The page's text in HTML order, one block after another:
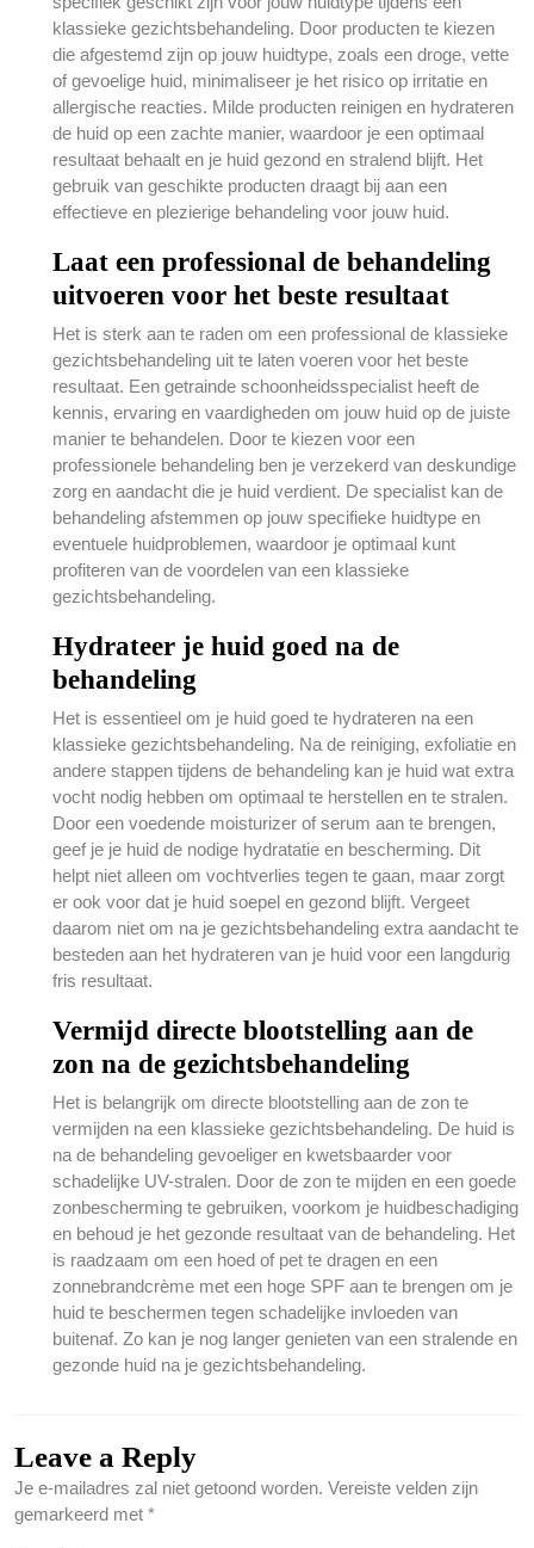
klassieke gezichtsbehandeling. Door producten te kiezen
die afgestemd zijn op jouw huidtype, zoals een droge, vette
of gevoelige huid, minimaliseer je het risico op irritatie en
allergische reacties. Milde producten reinigen en hydrateren
de huid op een zachte manier, waardoor je een optimaal
resultaat behaalt en je huid gezond en stralend blijft. Het
gebruik van geschikte producten draagt bij aan een
effectieve en plezierige behandeling voor jouw huid.
Laat een professional de behandeling
uitvoeren voor het beste resultaat
Het is sterk aan te raden om een professional de klassieke
gezichtsbehandeling uit te laten voeren voor het beste
resultaat. Een getrainde schoonheidsspecialist heeft de
kennis, ervaring en vaardigheden om jouw huid op de juiste
manier te behandelen. Door te kiezen voor een
professionele behandeling ben je verzekerd van deskundige
zorg en aandacht die je huid verdient. De specialist kan de
behandeling afstemmen op jouw specifieke huidtype en
eventuele huidproblemen, waardoor je optimaal kunt
profiteren van de voordelen van een klassieke
gezichtsbehandeling.
Hydrateer je huid goed na de
behandeling
Het is essentieel om je huid goed te hydrateren na een
klassieke gezichtsbehandeling. Na de reiniging, exfoliatie en
andere stappen tijdens de behandeling kan je huid wat extra
vocht nodig hebben om optimaal te herstellen en te stralen.
Door een voedende moisturizer of serum aan te brengen,
geef je je huid de nodige hydratatie en bescherming. Dit
helpt niet alleen om vochtverlies tegen te gaan, maar zorgt
er ook voor dat je huid soepel en gezond blijft. Vergeet
daarom niet om na je gezichtsbehandeling extra aandacht te
besteden aan het hydrateren van je huid voor een langdurig
fris resultaat.
Vermijd directe blootstelling aan de
zon na de gezichtsbehandeling
Het is belangrijk om directe blootstelling aan de zon te
vermijden na een klassieke gezichtsbehandeling. De huid is
na de behandeling gevoeliger en kwetsbaarder voor
schadelijke UV-stralen. Door de zon te mijden en een goede
zonbescherming te gebruiken, voorkom je huidbeschadiging
en behoud je het gezonde resultaat van de behandeling. Het
is raadzaam om een hoed of pet te dragen en een
zonnebrandcrème met een hoge SPF aan te brengen om je
huid te beschermen tegen schadelijke invloeden van
buitenaf. Zo kan je nog langer genieten van een stralende en
gezonde huid na je gezichtsbehandeling.
Leave a Reply
Je e-mailadres zal niet getoond worden. Vereiste velden zijn
gemarkeerd met *